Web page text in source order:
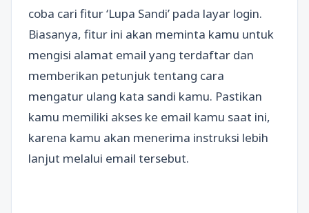
coba cari fitur ‘Lupa Sandi’ pada layar login.
Biasanya, fitur ini akan meminta kamu untuk
mengisi alamat email yang terdaftar dan
memberikan petunjuk tentang cara
mengatur ulang kata sandi kamu. Pastikan
kamu memiliki akses ke email kamu saat ini,
karena kamu akan menerima instruksi lebih
lanjut melalui email tersebut.